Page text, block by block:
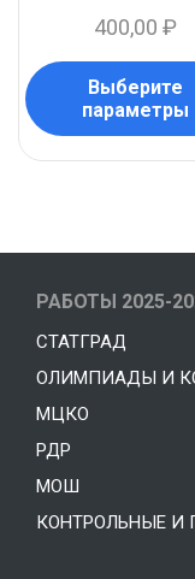
400,00 ₽
Выберите
параметры
РАБОТЫ 2025-
СТАТГРАД
ОЛИМПИАДЫ И
МЦКО
РДР
МОШ
КОНТРОЛЬНЫЕ И